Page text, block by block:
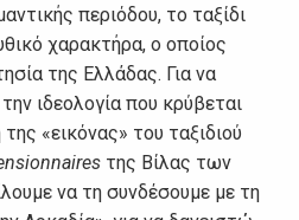
περιόδου, το ταξίδι
χαρακτήρα, ο οποίος
της Ελλάδας. Για να
ιδεολογία που κρύβεται
«εικόνας» του ταξιδιού
της Βίλας των
να τη συνδέσουμε με τη